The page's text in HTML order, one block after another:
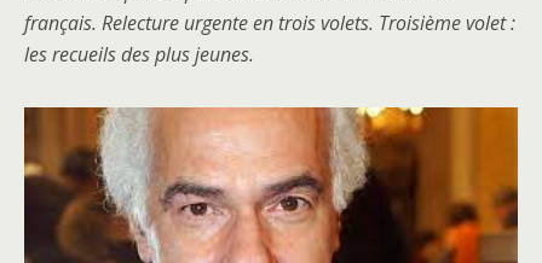
français. Relecture urgente en trois volets. Troisième volet :
les recueils des plus jeunes.